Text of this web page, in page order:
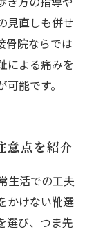
見直しも併せ
骨院ならでは
による痛みを
能です。
意点を紹介
生活での工夫
かけない靴選
選び、つま先